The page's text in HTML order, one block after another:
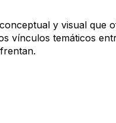
y visual que
vínculos temáticos